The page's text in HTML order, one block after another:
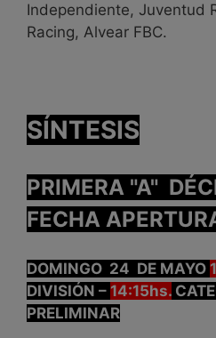
Independiente, Juventud
Racing, Alvear FBC.
SÍNTESIS
PRIMERA "A"
FECHA
DOMINGO 24 DE MAYO
DIVISIÓN – 14:15hs.
PRELIMINAR